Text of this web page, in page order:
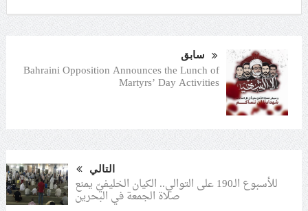
سابق
Bahraini Opposition Announces the Lunch of
Martyrs’ Day Activities
التالي
للأسبوع الـ190 على التوالي.. الكيان الخليفيّ يمنع
صلاة الجمعة في البحرين